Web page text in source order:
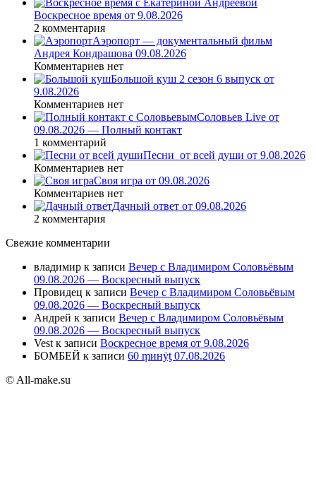
Воскресное время от 9.08.2026
2 комментария
Аэропорт — документальный фильм
Андрея Кондрашова 09.08.2026
Комментариев нет
Большой куш 2 сезон 6 выпуск от
9.08.2026
Комментариев нет
Соловьев Live от
09.08.2026 — Полный контакт
1 комментарий
Песни_от всей души от 9.08.2026
Комментариев нет
Своя игра от 09.08.2026
Комментариев нет
Дачный ответ от 09.08.2026
2 комментария
Свежие комментарии
владимир к записи Вечер с Владимиром Соловьёвым
09.08.2026 — Воскресный выпуск
Провидец к записи Вечер с Владимиром Соловьёвым
09.08.2026 — Воскресный выпуск
Андрей к записи Вечер с Владимиром Соловьёвым
09.08.2026 — Воскресный выпуск
Vest к записи Воскресное время от 9.08.2026
БОМБЕЙ к записи 60 ṃинẏƫ 07.08.2026
© All-make.su